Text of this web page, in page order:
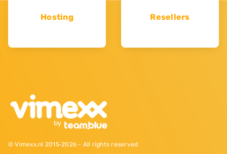
Hosting Resellers
© Vimexx.nl 2015‐2026 - All rights reserved